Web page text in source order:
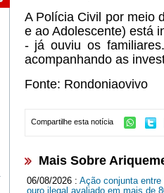
A Polícia Civil por meio
e ao Adolescente) está
- já ouviu os
acompanhando as
Fonte: Rondoniaovivo
Compartilhe esta notícia
Mais Sobre
06/08/2026 : Ação conjunta
ouro ilegal avaliado em mais de